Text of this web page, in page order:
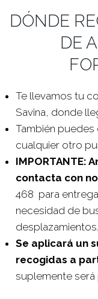
DÓNDE
DE
Te llevamos tu
Savina, donde
También
cualquier otro
IMPORTANTE:
contacta con
468 para
necesidad de
desplazamientos.
Se aplicará un
recogidas a
suplemente será